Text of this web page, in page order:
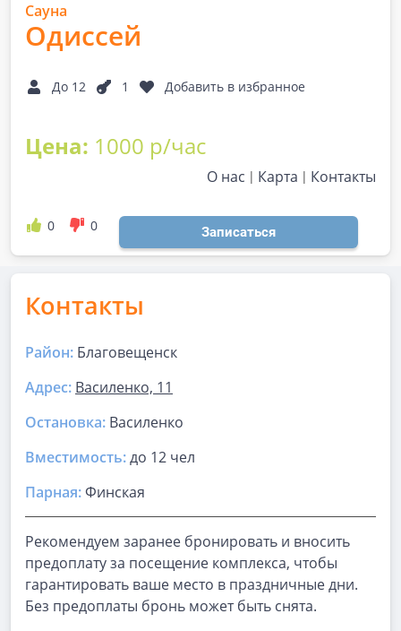
Сауна
Одиссей
До 12 1 Добавить в избранное
Цена: 1000 р/час
О нас Карта Контакты
0 0 Записаться
Контакты
Район: Благовещенск
Адрес: Василенко, 11
Остановка: Василенко
Вместимость:до 12 чел
Парная:Финская
Рекомендуем заранее бронировать и вносить
предоплату за посещение комплекса, чтобы
гарантировать ваше место в праздничные дни.
Без предоплаты бронь может быть снята.